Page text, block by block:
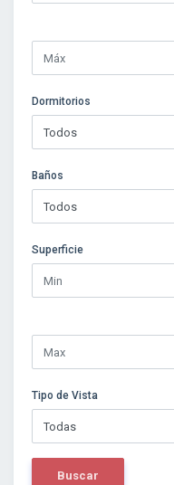
Dormitorios
Baños
Superficie
Tipo de Vista
Buscar